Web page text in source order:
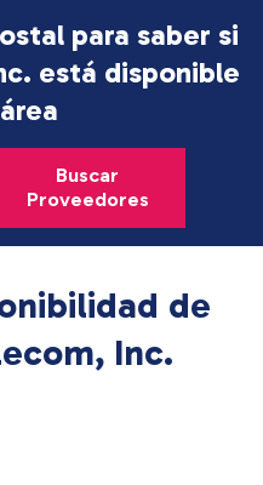
para saber si
está disponible
Buscar
Proveedores
de
Inc.